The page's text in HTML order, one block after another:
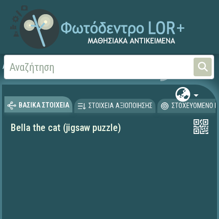
Αρχική Ξένες Γλώσσες -
ΒΑΣΙΚΑ ΣΤΟΙΧΕΙΑ ΣΤΟΙΧΕΙΑ ΑΞΙΟΠΟΙΗΣΗΣ ΣΤΟΧΕΥΟΜΕΝΟ
Bella the cat (jigsaw puzzle)